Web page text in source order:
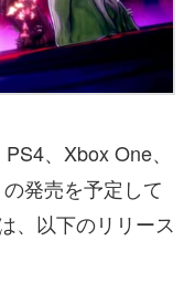
、Xbox One、
発売を予定して
、以下のリリース